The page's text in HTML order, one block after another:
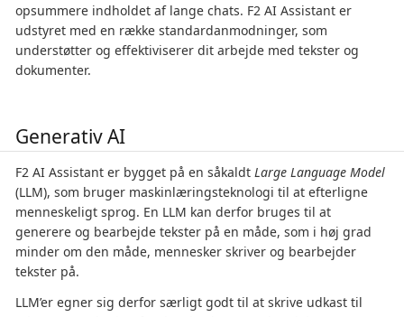
opsummere indholdet af lange chats. F2 AI Assistant er
udstyret med en række standardanmodninger, som
understøtter og effektiviserer dit arbejde med tekster og
dokumenter.
Generativ AI
F2 AI Assistant er bygget på en såkaldt Large Language Model
(LLM), som bruger maskinlæringsteknologi til at efterligne
menneskeligt sprog. En LLM kan derfor bruges til at
generere og bearbejde tekster på en måde, som i høj grad
minder om den måde, mennesker skriver og bearbejder
tekster på.
LLM’er egner sig derfor særligt godt til at skrive udkast til